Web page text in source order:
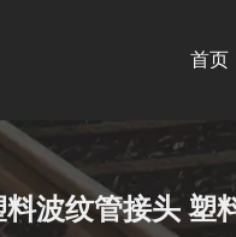
首页
波纹管接头 塑